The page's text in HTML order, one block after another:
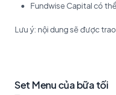
Fundwise Capital có
Lưu ý: nội dung sẽ được
Set Menu của bữa tối